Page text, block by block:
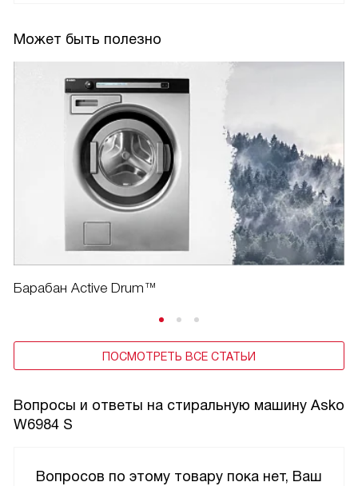
Может быть полезно
Барабан Active Drum™
ПОСМОТРЕТЬ ВСЕ СТАТЬИ
Вопросы и ответы на стиральную машину Asko
W6984 S
Вопросов по этому товару пока нет, Ваш